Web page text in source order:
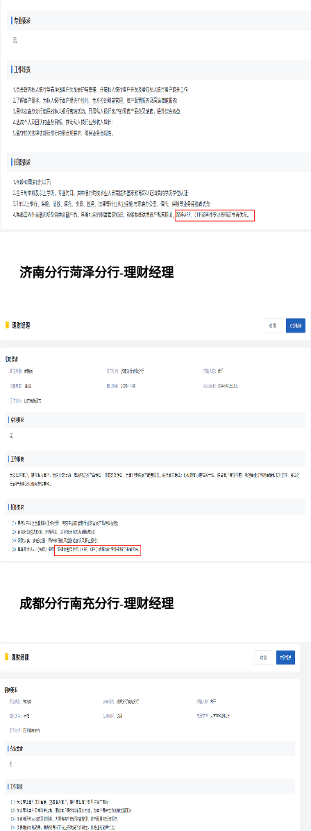
济南分行菏泽分行-理财经理
成都分行南充分行-理财经理